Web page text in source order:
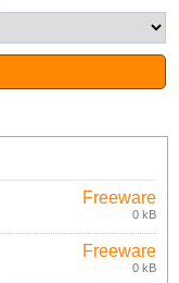
Freeware
0 kB
Freeware
0 kB